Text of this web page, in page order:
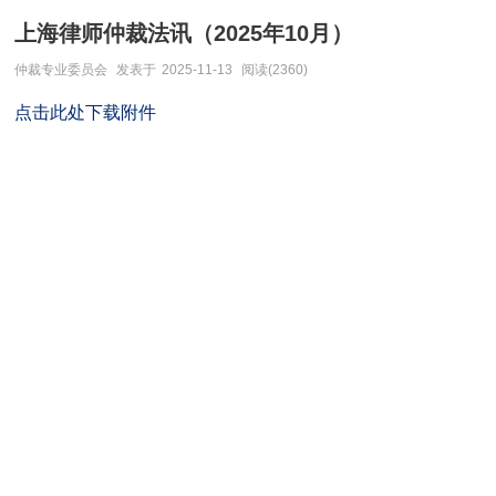
上海律师仲裁法讯（2025年10月）
仲裁专业委员会 发表于 2025-11-13 阅读(2360)
点击此处下载附件